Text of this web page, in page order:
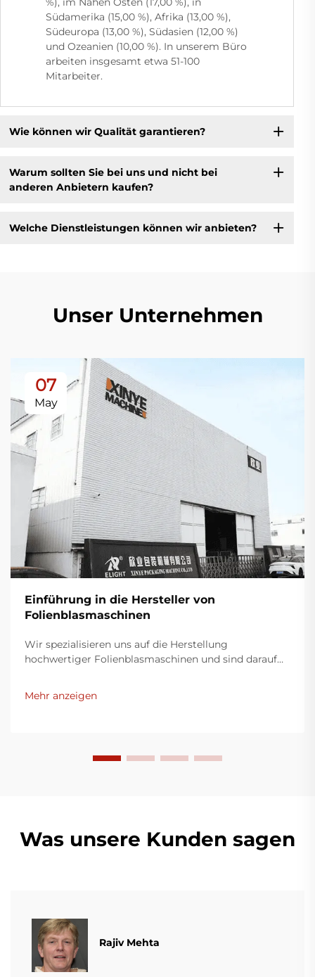
Südamerika (15,00 %), Afrika (13,00 %),
Südeuropa (13,00 %), Südasien (12,00 %)
und Ozeanien (10,00 %). In unserem Büro
arbeiten insgesamt etwa 51-100
Mitarbeiter.
Wie können wir Qualität garantieren?
Warum sollten Sie bei uns und nicht bei
anderen Anbietern kaufen?
Welche Dienstleistungen können wir anbieten?
Unser Unternehmen
07
May
Einführung in die Hersteller von
Folienblasmaschinen
Wir spezialisieren uns auf die Herstellung
hochwertiger Folienblasmaschinen und sind darauf
Kunststoffverpackungsindustrie bereitzustellen.
Unsere Folienblasmaschinen nutzen moderne
Mehr anzeigen
Was unsere Kunden sagen
Rajiv Mehta